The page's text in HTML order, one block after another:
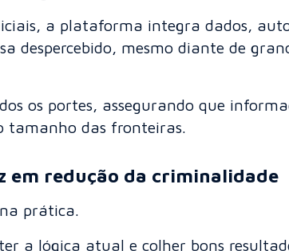
a plataforma integra dados,
despercebido, mesmo diante de
os portes, assegurando que
tamanho das fronteiras.
em redução da criminalidade
prática.
a lógica atual e colher bons